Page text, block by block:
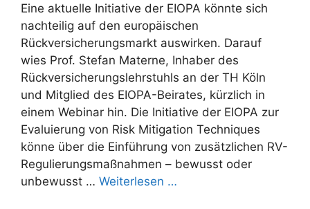
Eine aktuelle Initiative der EIOPA könnte sich
nachteilig auf den europäischen
Rückversicherungsmarkt auswirken. Darauf
wies Prof. Stefan Materne, Inhaber des
Rückversicherungslehrstuhls an der TH Köln
und Mitglied des EIOPA-Beirates, kürzlich in
einem Webinar hin. Die Initiative der EIOPA zur
Evaluierung von Risk Mitigation Techniques
könne über die Einführung von zusätzlichen RV-
Regulierungsmaßnahmen – bewusst oder
unbewusst … Weiterlesen …